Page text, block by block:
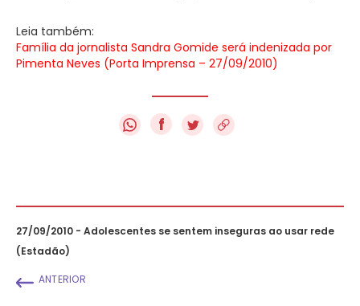
Leia também:
Família da jornalista Sandra Gomide será indenizada por
Pimenta Neves (Porta Imprensa – 27/09/2010)
f
27/09/2010 - Adolescentes se sentem inseguras ao usar rede
(Estadão)
ANTERIOR